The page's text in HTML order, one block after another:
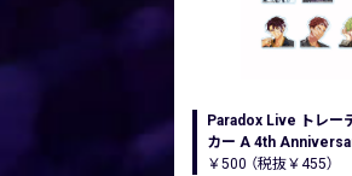
Paradox Live トレー
カー A 4th
￥500 （税抜￥455）